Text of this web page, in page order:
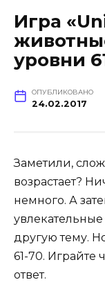
Игра
уровни
ОПУБЛИКОВАНО
24.02.2017
Заметили,
возрастает?
немного. А
другую тему.
61-70. Играйте
ответ.